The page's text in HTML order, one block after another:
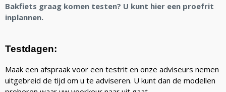
Bakfiets graag komen testen? U kunt hier een proefrit
inplannen.
Testdagen:
Maak een afspraak voor een testrit en onze adviseurs nemen
uitgebreid de tijd om u te adviseren. U kunt dan de modellen